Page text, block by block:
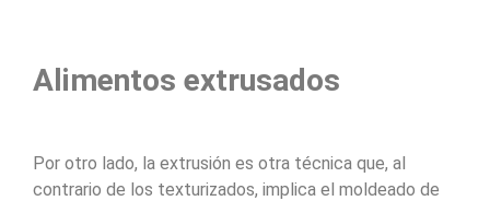
Alimentos extrusados
Por otro lado, la extrusión es otra técnica que, al
contrario de los texturizados, implica el moldeado de